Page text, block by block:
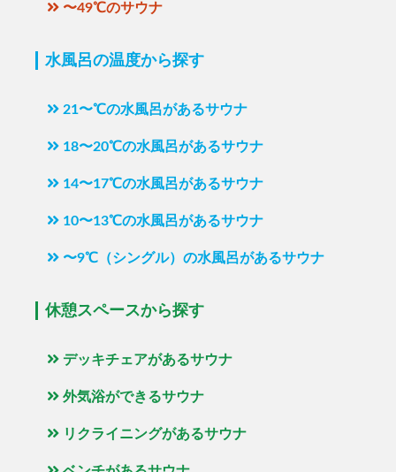
〜49℃のサウナ
水風呂の温度から探す
21〜℃の水風呂があるサウナ
18〜20℃の水風呂があるサウナ
14〜17℃の水風呂があるサウナ
10〜13℃の水風呂があるサウナ
〜9℃（シングル）の水風呂があるサウナ
休憩スペースから探す
デッキチェアがあるサウナ
外気浴ができるサウナ
リクライニングがあるサウナ